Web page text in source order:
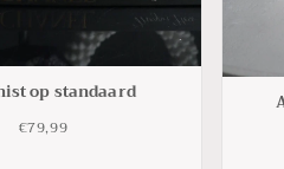
op standaard
€79,99